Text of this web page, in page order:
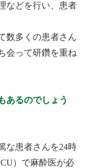
などを行い、患者
数多くの患者さん
会って研鑽を重ね
あるのでしょう
な患者さんを24時
）で麻酔医が必